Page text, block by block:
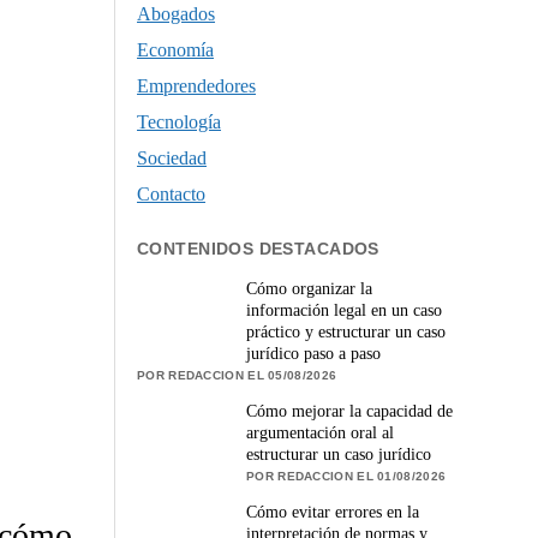
Abogados
Economía
Emprendedores
Tecnología
Sociedad
Contacto
CONTENIDOS DESTACADOS
Cómo organizar la
información legal en un caso
práctico y estructurar un caso
jurídico paso a paso
POR REDACCION EL 05/08/2026
Cómo mejorar la capacidad de
argumentación oral al
estructurar un caso jurídico
POR REDACCION EL 01/08/2026
Cómo evitar errores en la
interpretación de normas y